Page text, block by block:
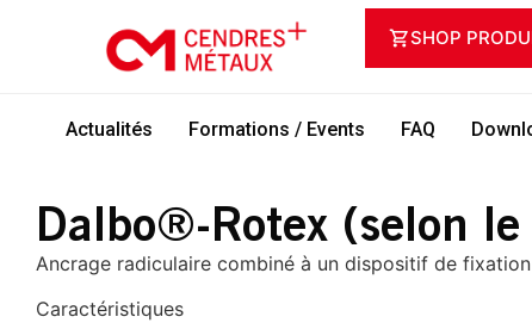
SHOP
Actualités Formations / Events FAQ
Dalbo®-Rotex (selon
Ancrage radiculaire combiné à un dispositif de
Caractéristiques